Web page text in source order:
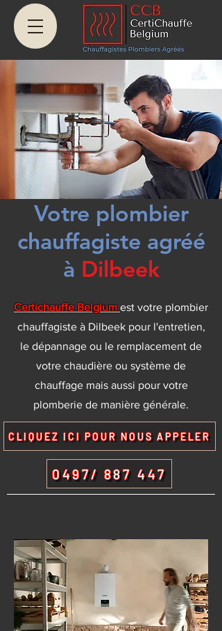
Votre plombier
chauffagiste agréé
à Dilbeek
Certichauffe Belgium est votre plombier
chauffagiste à Dilbeek pour l'entretien,
le dépannage ou le remplacement de
votre chaudière ou système de
chauffage mais aussi pour votre
plomberie de manière générale.
CLIQUEZ ICI POUR NOUS APPELER
0497/ 887 447